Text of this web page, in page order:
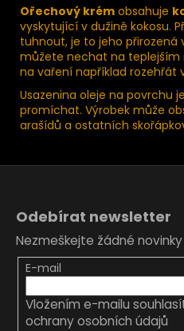
Ořechový krém obsahuje
vyskytující v dužině kokosu.
tuhnout, je to jeho přirozená
můžete nechat na
na vaření například rozehřát
Usazenina oleje na povrchu
promíchat. Výrobek může
arašídů a ostatních
Odebírat newsletter
Nezmeškejte žádné
E-mail
Vložením e-mailu
ochrany osobních údajů